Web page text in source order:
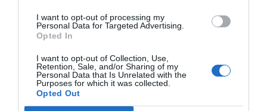
I want to opt-out of processing my
Personal Data for Targeted Advertising.
Opted In
I want to opt-out of Collection, Use,
Retention, Sale, and/or Sharing of my
Personal Data that Is Unrelated with the
Purposes for which it was collected.
Opted Out